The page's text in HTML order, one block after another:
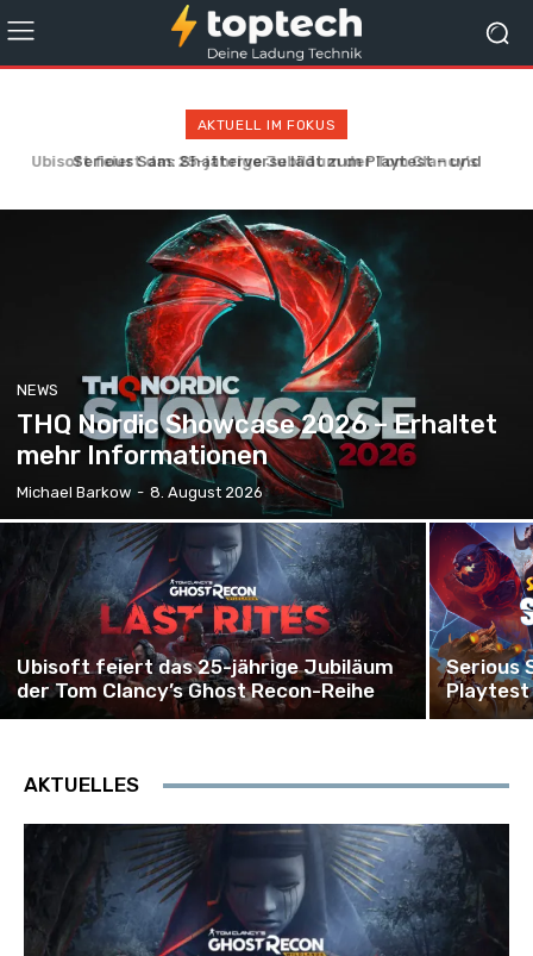
AKTUELL IM FOKUS
Serious Sam: Shatterverse lädt zum Playtest – und
NEWS
THQ Nordic Showcase 2026 – Erhaltet
mehr Informationen
Michael Barkow - 8. August 2026
Ubisoft feiert das 25-jährige Jubiläum
der Tom Clancy’s Ghost Recon-Reihe
Serious
Playtest
AKTUELLES